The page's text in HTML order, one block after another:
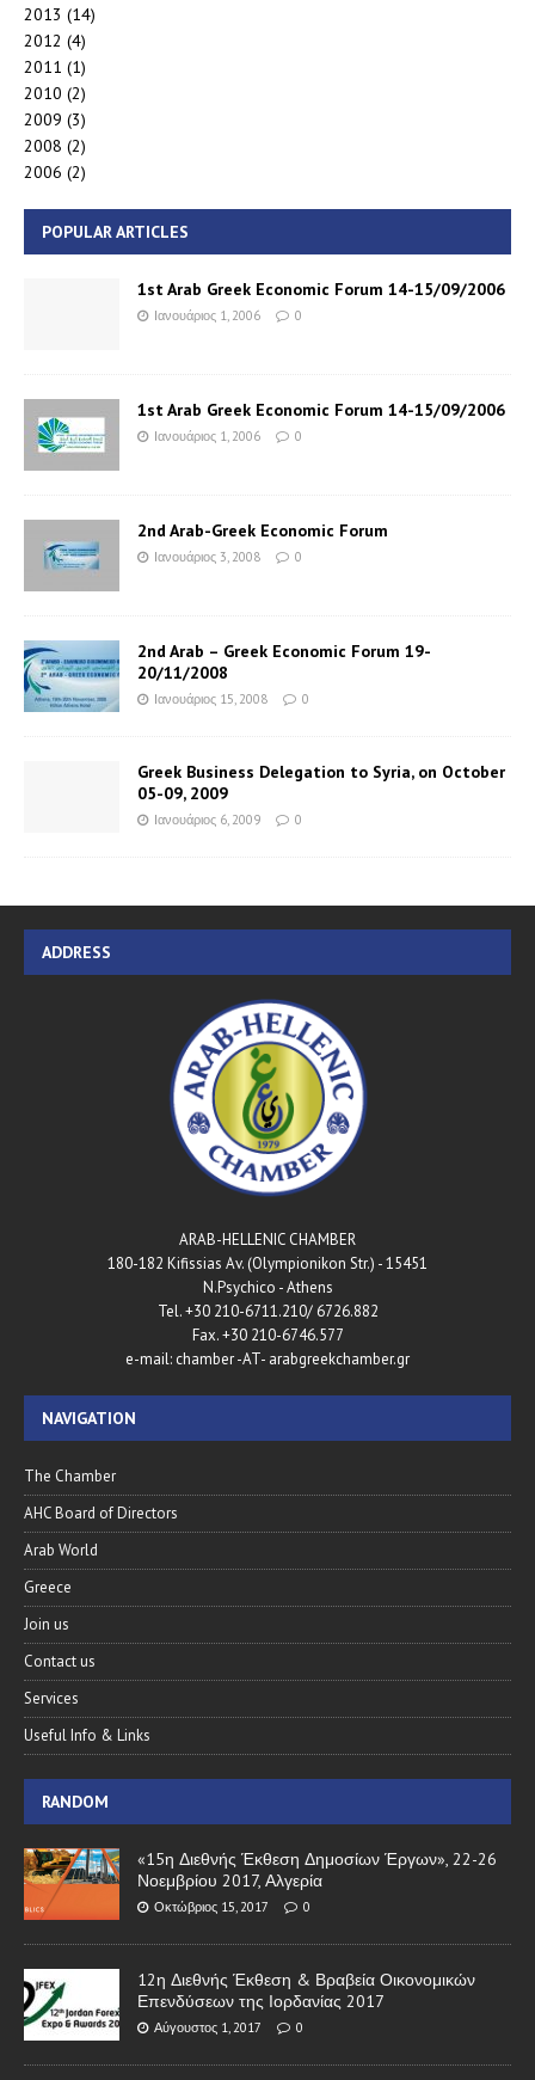
2013 (14)
2012 (4)
2011 (1)
2010 (2)
2009 (3)
2008 (2)
2006 (2)
POPULAR ARTICLES
1st Arab Greek Economic Forum 14-15/09/2006
Ιανουάριος 1, 2006 0
1st Arab Greek Economic Forum 14-15/09/2006
Ιανουάριος 1, 2006 0
2nd Arab-Greek Economic Forum
Ιανουάριος 3, 2008 0
2nd Arab – Greek Economic Forum 19-
20/11/2008
Ιανουάριος 15, 2008 0
Greek Business Delegation to Syria, on October
05-09, 2009
Ιανουάριος 6, 2009 0
ADDRESS
ARAB-HELLENIC CHAMBER
180-182 Kifissias Av. (Olympionikon Str.) - 15451
N.Psychico - Athens
Tel. +30 210-6711.210/ 6726.882
Fax. +30 210-6746.577
e-mail: chamber -AT- arabgreekchamber.gr
NAVIGATION
The Chamber
AHC Board of Directors
Arab World
Greece
Join us
Contact us
Services
Useful Info & Links
RANDOM
«15η Διεθνής Έκθεση Δημοσίων Έργων», 22-26
Νοεμβρίου 2017, Αλγερία
Οκτώβριος 15, 2017 0
12η Διεθνής Έκθεση & Βραβεία Οικονομικών
Επενδύσεων της Ιορδανίας 2017
Αύγουστος 1, 2017 0